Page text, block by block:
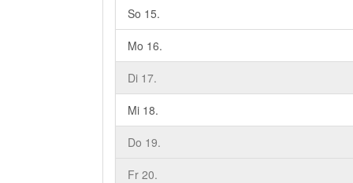
So 15.
Mo 16.
Di 17.
Mi 18.
Do 19.
Fr 20.